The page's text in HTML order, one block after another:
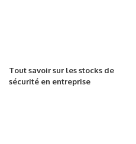
Tout savoir sur les stocks de
sécurité en entreprise